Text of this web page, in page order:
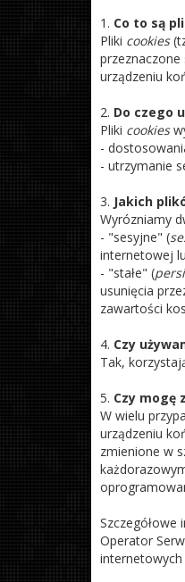
1. Co to są
Pliki cookies
urządzeniu
2. Do czego
Pliki cookies
-
- utrzymanie
3. Jakich
Wyrózniamy
- "sesyjne" (
internetowej
- "stałe" (
usunięcia
zawartości
4. Czy
Tak,
5. Czy mogę
W wielu
urządzeniu
zmienione w
Operator
internetowych